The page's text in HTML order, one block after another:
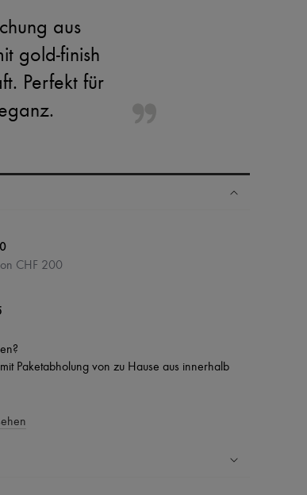
aus
gold-finish
Perfekt für
CHF 200
Paketabholung von zu Hause aus innerhalb